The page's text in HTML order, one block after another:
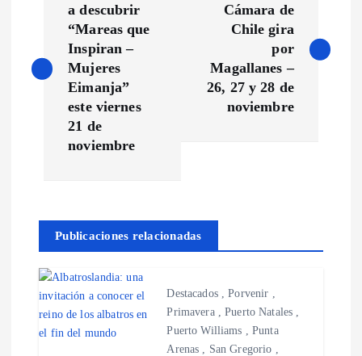
v
c
ó
n
a descubrir
“Mareas que
Inspiran –
Mujeres
Eimanja”
este viernes
21 de
noviembre
Cámara de
Chile gira
por
Magallanes –
26, 27 y 28 de
noviembre
Publicaciones relacionadas
Destacados,Porvenir
Primavera,Puerto Natales
Puerto Williams
Punta
Arenas
San Gregorio